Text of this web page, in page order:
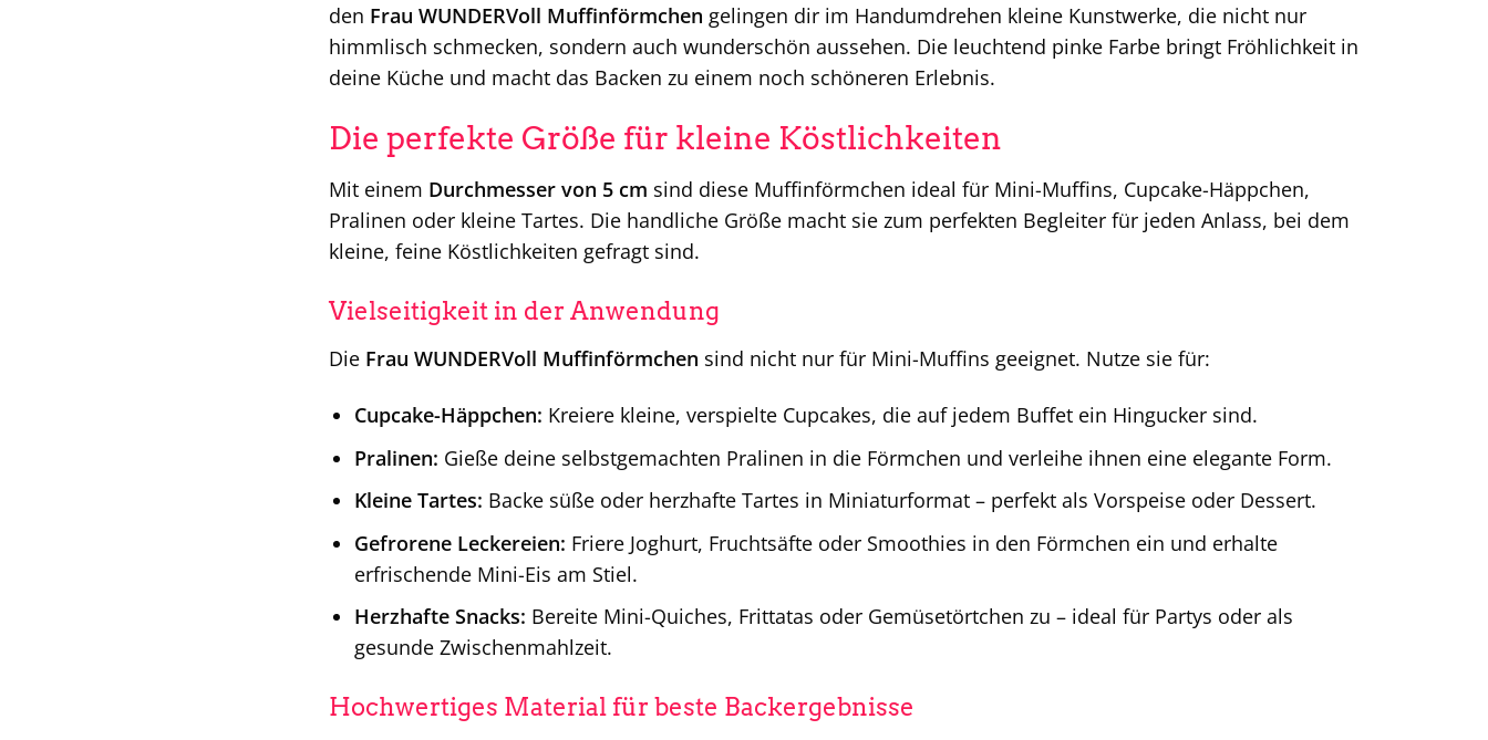
den Frau WUNDERVoll Muffinförmchen gelingen dir im Handumdrehen kleine Kunstwerke, die nicht nur
himmlisch schmecken, sondern auch wunderschön aussehen. Die leuchtend pinke Farbe bringt Fröhlichkeit in
deine Küche und macht das Backen zu einem noch schöneren Erlebnis.
Die perfekte Größe für kleine Köstlichkeiten
Mit einem Durchmesser von 5 cm sind diese Muffinförmchen ideal für Mini-Muffins, Cupcake-Häppchen,
Pralinen oder kleine Tartes. Die handliche Größe macht sie zum perfekten Begleiter für jeden Anlass, bei dem
kleine, feine Köstlichkeiten gefragt sind.
Vielseitigkeit in der Anwendung
Die Frau WUNDERVoll Muffinförmchen sind nicht nur für Mini-Muffins geeignet. Nutze sie für:
Cupcake-Häppchen: Kreiere kleine, verspielte Cupcakes, die auf jedem Buffet ein Hingucker sind.
Pralinen: Gieße deine selbstgemachten Pralinen in die Förmchen und verleihe ihnen eine elegante Form.
Kleine Tartes: Backe süße oder herzhafte Tartes in Miniaturformat – perfekt als Vorspeise oder Dessert.
Gefrorene Leckereien: Friere Joghurt, Fruchtsäfte oder Smoothies in den Förmchen ein und erhalte
erfrischende Mini-Eis am Stiel.
Herzhafte Snacks: Bereite Mini-Quiches, Frittatas oder Gemüsetörtchen zu – ideal für Partys oder als
gesunde Zwischenmahlzeit.
Hochwertiges Material für beste Backergebnisse